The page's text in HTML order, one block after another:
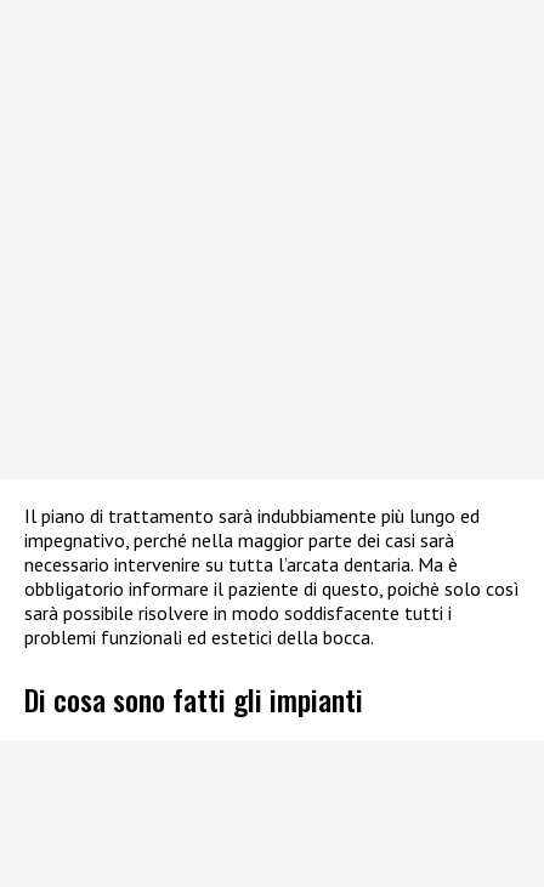
Il piano di trattamento sarà indubbiamente più lungo ed
impegnativo, perché nella maggior parte dei casi sarà
necessario intervenire su tutta l’arcata dentaria. Ma è
obbligatorio informare il paziente di questo, poichè solo così
sarà possibile risolvere in modo soddisfacente tutti i
problemi funzionali ed estetici della bocca.
Di cosa sono fatti gli impianti